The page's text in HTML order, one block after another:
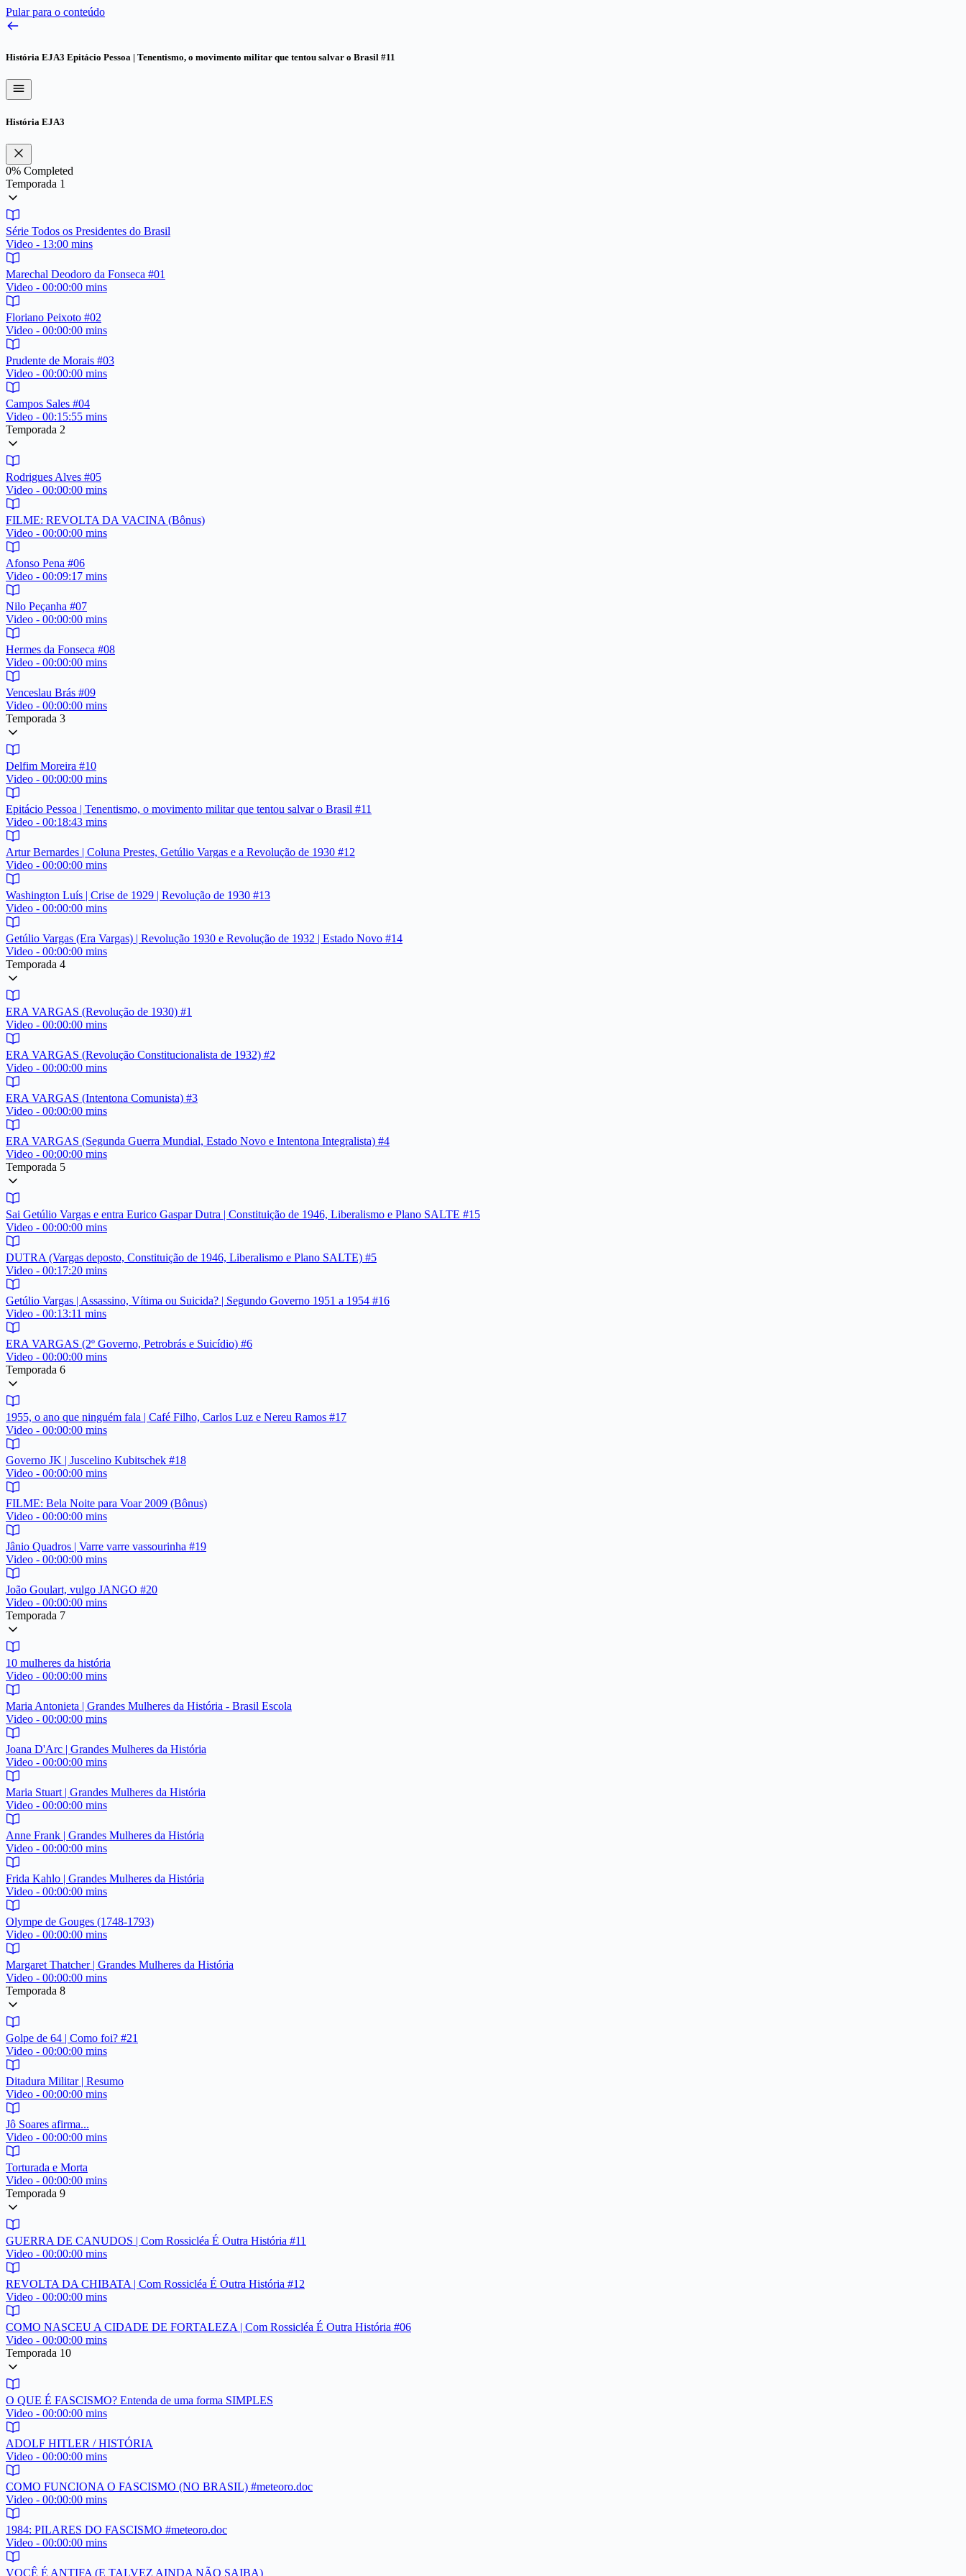
Pular para o conteúdo
História EJA3 Epitácio Pessoa | Tenentismo, o movimento militar que tentou salvar o Brasil #11
História EJA3
0% Completed
Temporada 1
Série Todos os Presidentes do Brasil
Video - 13:00 mins
Marechal Deodoro da Fonseca #01
Video - 00:00:00 mins
Floriano Peixoto #02
Video - 00:00:00 mins
Prudente de Morais #03
Video - 00:00:00 mins
Campos Sales #04
Video - 00:15:55 mins
Temporada 2
Rodrigues Alves #05
Video - 00:00:00 mins
FILME: REVOLTA DA VACINA (Bônus)
Video - 00:00:00 mins
Afonso Pena #06
Video - 00:09:17 mins
Nilo Peçanha #07
Video - 00:00:00 mins
Hermes da Fonseca #08
Video - 00:00:00 mins
Venceslau Brás #09
Video - 00:00:00 mins
Temporada 3
Delfim Moreira #10
Video - 00:00:00 mins
Epitácio Pessoa | Tenentismo, o movimento militar que tentou salvar o Brasil #11
Video - 00:18:43 mins
Artur Bernardes | Coluna Prestes, Getúlio Vargas e a Revolução de 1930 #12
Video - 00:00:00 mins
Washington Luís | Crise de 1929 | Revolução de 1930 #13
Video - 00:00:00 mins
Getúlio Vargas (Era Vargas) | Revolução 1930 e Revolução de 1932 | Estado Novo #14
Video - 00:00:00 mins
Temporada 4
ERA VARGAS (Revolução de 1930) #1
Video - 00:00:00 mins
ERA VARGAS (Revolução Constitucionalista de 1932) #2
Video - 00:00:00 mins
ERA VARGAS (Intentona Comunista) #3
Video - 00:00:00 mins
ERA VARGAS (Segunda Guerra Mundial, Estado Novo e Intentona Integralista) #4
Video - 00:00:00 mins
Temporada 5
Sai Getúlio Vargas e entra Eurico Gaspar Dutra | Constituição de 1946, Liberalismo e Plano SALTE #15
Video - 00:00:00 mins
DUTRA (Vargas deposto, Constituição de 1946, Liberalismo e Plano SALTE) #5
Video - 00:17:20 mins
Getúlio Vargas | Assassino, Vítima ou Suicida? | Segundo Governo 1951 a 1954 #16
Video - 00:13:11 mins
ERA VARGAS (2º Governo, Petrobrás e Suicídio) #6
Video - 00:00:00 mins
Temporada 6
1955, o ano que ninguém fala | Café Filho, Carlos Luz e Nereu Ramos #17
Video - 00:00:00 mins
Governo JK | Juscelino Kubitschek #18
Video - 00:00:00 mins
FILME: Bela Noite para Voar 2009 (Bônus)
Video - 00:00:00 mins
Jânio Quadros | Varre varre vassourinha #19
Video - 00:00:00 mins
João Goulart, vulgo JANGO #20
Video - 00:00:00 mins
Temporada 7
10 mulheres da história
Video - 00:00:00 mins
Maria Antonieta | Grandes Mulheres da História - Brasil Escola
Video - 00:00:00 mins
Joana D'Arc | Grandes Mulheres da História
Video - 00:00:00 mins
Maria Stuart | Grandes Mulheres da História
Video - 00:00:00 mins
Anne Frank | Grandes Mulheres da História
Video - 00:00:00 mins
Frida Kahlo | Grandes Mulheres da História
Video - 00:00:00 mins
Olympe de Gouges (1748-1793)
Video - 00:00:00 mins
Margaret Thatcher | Grandes Mulheres da História
Video - 00:00:00 mins
Temporada 8
Golpe de 64 | Como foi? #21
Video - 00:00:00 mins
Ditadura Militar | Resumo
Video - 00:00:00 mins
Jô Soares afirma...
Video - 00:00:00 mins
Torturada e Morta
Video - 00:00:00 mins
Temporada 9
GUERRA DE CANUDOS | Com Rossicléa É Outra História #11
Video - 00:00:00 mins
REVOLTA DA CHIBATA | Com Rossicléa É Outra História #12
Video - 00:00:00 mins
COMO NASCEU A CIDADE DE FORTALEZA | Com Rossicléa É Outra História #06
Video - 00:00:00 mins
Temporada 10
O QUE É FASCISMO? Entenda de uma forma SIMPLES
Video - 00:00:00 mins
ADOLF HITLER / HISTÓRIA
Video - 00:00:00 mins
COMO FUNCIONA O FASCISMO (NO BRASIL) #meteoro.doc
Video - 00:00:00 mins
1984: PILARES DO FASCISMO #meteoro.doc
Video - 00:00:00 mins
VOCÊ É ANTIFA (E TALVEZ AINDA NÃO SAIBA)